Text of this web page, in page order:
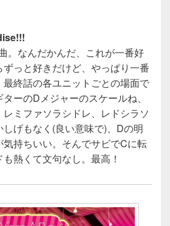
。なんだかんだ、これが一番好
っと好きだけど、やっぱり一番
終話の各ユニットごとの場面で
ーのDメジャーのスケールね、
ミファソラシドレ、レドシラソ
げもなく(良い意味で)、Dの明
気持ちいい。そんでサビでCに転
熱くて文句なし。最高！